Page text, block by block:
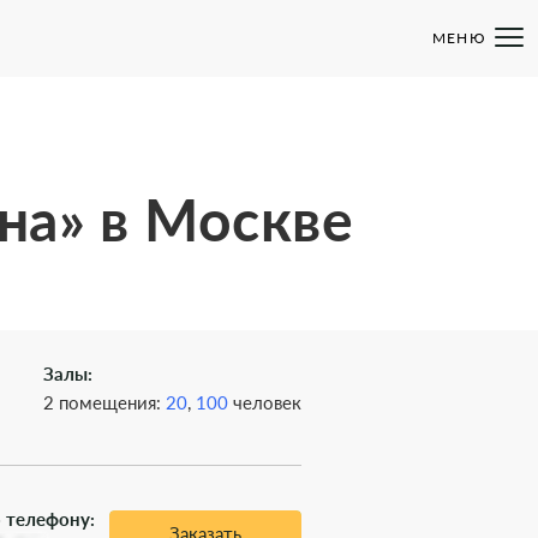
МЕНЮ
в Москве
Залы:
2 помещения: 20, 100 человек
телефону:
Заказать